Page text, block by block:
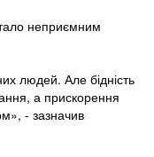
неприємним
людей. Але бідність
а прискорення
- зазначив